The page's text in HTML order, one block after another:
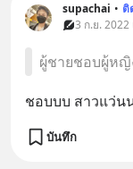
supachai • ติ
3 ก.ย. 2022
ผู้ชายชอบผู้หญิ
ชอบบบ สาวแว่น
บันทึก